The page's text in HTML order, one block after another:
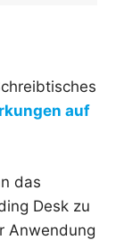
auf
das
Desk zu
Anwendung